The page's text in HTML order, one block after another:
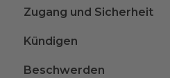
Zugang und Sicherheit
Kündigen
Beschwerden